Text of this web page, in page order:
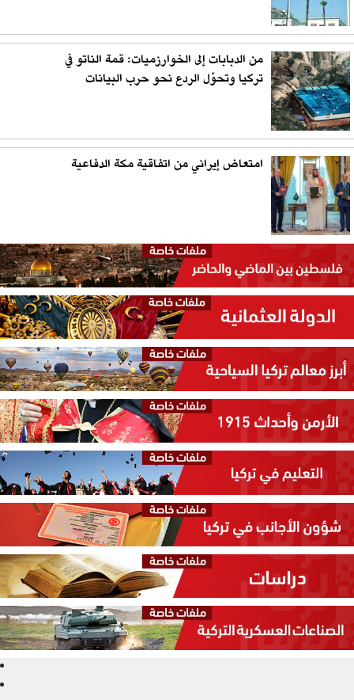
من الدبابات إلى الخوارزميات: قمة الناتو في
تركيا وتحوّل الردع نحو حرب البيانات
امتعاض إيراني من اتفاقية مكة الدفاعية